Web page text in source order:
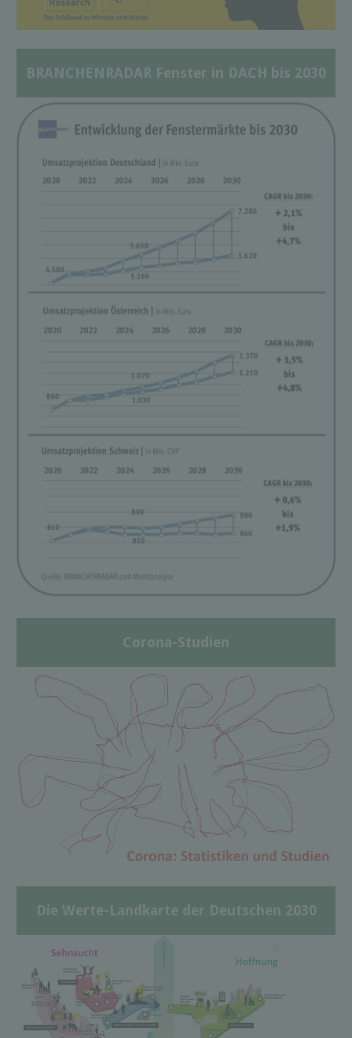
BRANCHENRADAR Fenster in DACH bis 2030
Corona-Studien
Die Werte-Landkarte der Deutschen 2030